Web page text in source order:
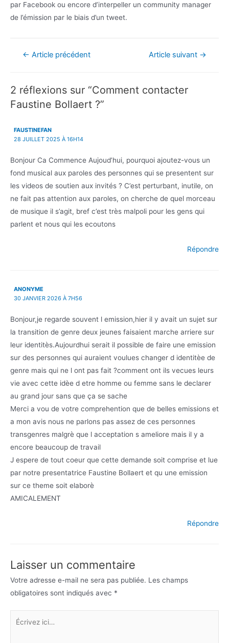
par Facebook ou encore d’interpeller un community manager
de l’émission par le biais d’un tweet.
Navigation
← Article précédent Article suivant →
2 réflexions sur “Comment contacter
Faustine Bollaert ?”
FAUSTINEFAN
28 JUILLET 2025 À 16H14
Bonjour Ca Commence Aujoud’hui, pourquoi ajoutez-vous un
fond musical aux paroles des personnes qui se presentent sur
les videos de soutien aux invités ? C’est perturbant, inutile, on
ne fait pas attention aux paroles, on cherche de quel morceau
de musique il s’agit, bref c’est très malpoli pour les gens qui
parlent et nous qui les ecoutons
Répondre
ANONYME
30 JANVIER 2026 À 7H56
Bonjour,je regarde souvent l emission,hier il y avait un sujet sur
la transition de genre deux jeunes faisaient marche arriere sur
leur identitès.Aujourdhui serait il possible de faire une emission
sur des personnes qui auraient voulues changer d identitèe de
genre mais qui ne l ont pas fait ?comment ont ils vecues leurs
vie avec cette idèe d etre homme ou femme sans le declarer
au grand jour sans que ça se sache
Merci a vou de votre comprehention que de belles emissions et
a mon avis nous ne parlons pas assez de ces personnes
transgenres malgrè que l acceptation s ameliore mais il y a
encore beaucoup de travail
J espere de tout coeur que cette demande soit comprise et lue
par notre presentatrice Faustine Bollaert et qu une emission
sur ce theme soit elaborè
AMICALEMENT
Répondre
Laisser un commentaire
Votre adresse e-mail ne sera pas publiée. Les champs
obligatoires sont indiqués avec *
Écrivez